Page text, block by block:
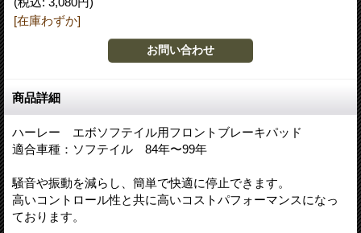
[在庫わずか]
商品詳細
ハーレー エボソフテイル用フロントブレーキパッド
適合車種：ソフテイル 84年〜99年
騒音や振動を減らし、簡単で快適に停止できます。
高いコントロール性と共に高いコストパフォーマンスになっ
ております。